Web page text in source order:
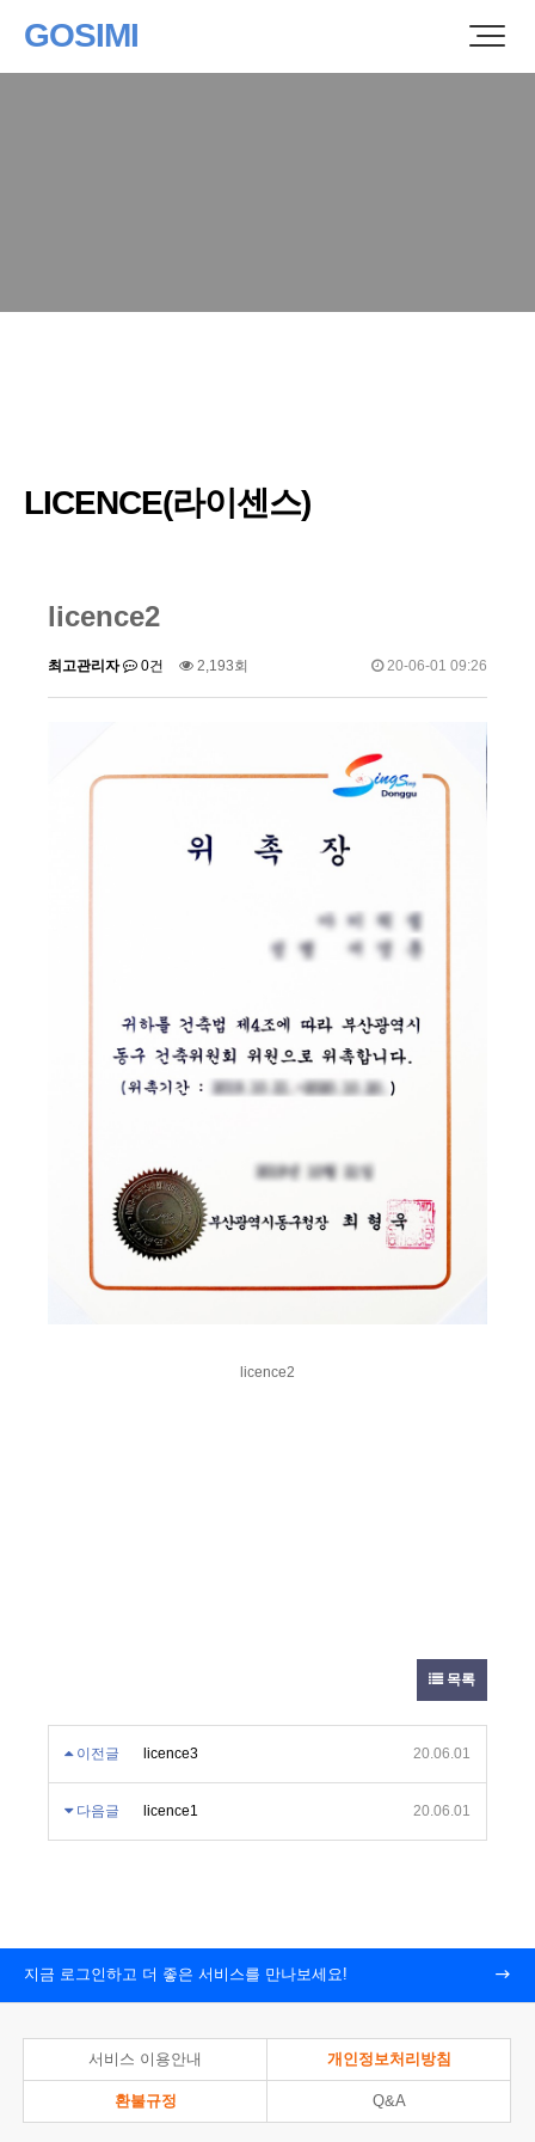
GOSIMI
LICENCE(라이센스)
licence2
최고관리자 0건 2,193회 20-06-01 09:26
licence2
목록
이전글 licence3 20.06.01
다음글 licence1 20.06.01
지금 로그인하고 더 좋은 서비스를 만나보세요!
서비스 이용안내 개인정보처리방침
환불규정 Q&A